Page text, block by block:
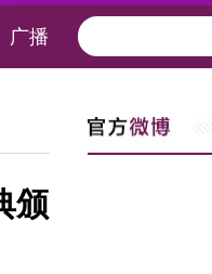
广播
颁